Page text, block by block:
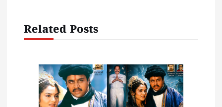
Related Posts